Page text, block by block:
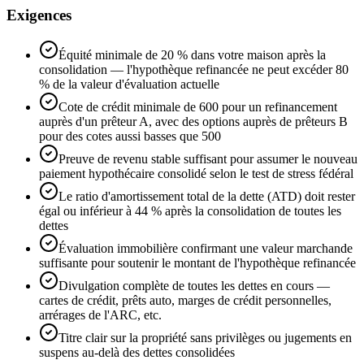
Exigences
Équité minimale de 20 % dans votre maison après la
consolidation — l'hypothèque refinancée ne peut excéder 80
% de la valeur d'évaluation actuelle
Cote de crédit minimale de 600 pour un refinancement
auprès d'un prêteur A, avec des options auprès de prêteurs B
pour des cotes aussi basses que 500
Preuve de revenu stable suffisant pour assumer le nouveau
paiement hypothécaire consolidé selon le test de stress fédéral
Le ratio d'amortissement total de la dette (ATD) doit rester
égal ou inférieur à 44 % après la consolidation de toutes les
dettes
Évaluation immobilière confirmant une valeur marchande
suffisante pour soutenir le montant de l'hypothèque refinancée
Divulgation complète de toutes les dettes en cours —
cartes de crédit, prêts auto, marges de crédit personnelles,
arrérages de l'ARC, etc.
Titre clair sur la propriété sans privilèges ou jugements en
suspens au-delà des dettes consolidées